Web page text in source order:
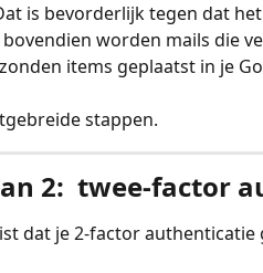
is bevorderlijk tegen dat
bovendien worden mails die
items geplaatst in je
stappen.
2:  twee-factor
dat je 2-factor